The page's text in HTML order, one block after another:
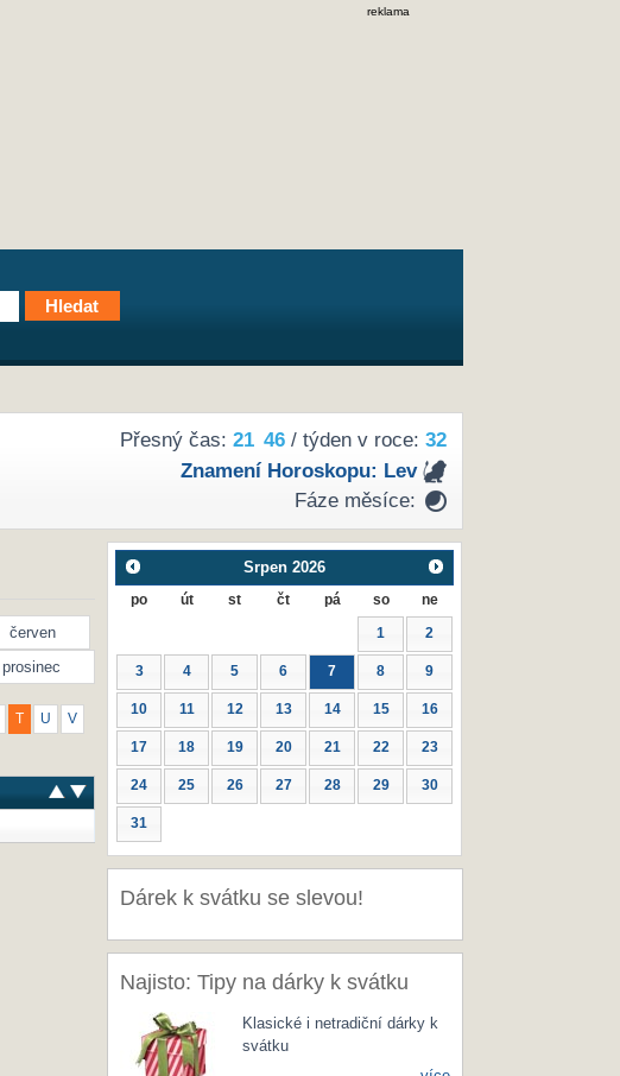
reklama
Přesný čas: 21 46/ týden v roce: 32
Znamení Horoskopu: Lev
Fáze měsíce:
červen
prosinec
T U V
Srpen 2026
po út st čt pá so ne
1 2
3 4 5 6 7 8 9
10 11 12 13 14 15 16
17 18 19 20 21 22 23
24 25 26 27 28 29 30
31
Dárek k svátku se slevou!
Najisto: Tipy na dárky k svátku
Klasické i netradiční dárky k
svátku